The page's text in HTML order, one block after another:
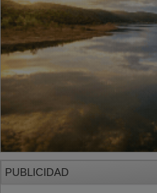
PUBLICIDAD